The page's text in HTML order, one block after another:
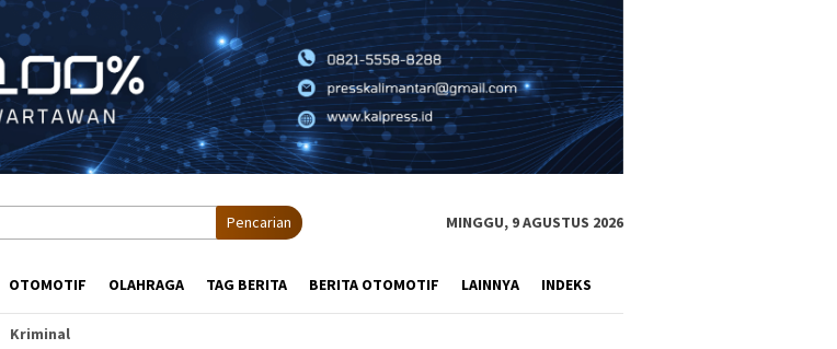
Pencarian MINGGU, 9 AGUSTUS 2026
OTOMOTIF OLAHRAGA TAG BERITA BERITA OTOMOTIF LAINNYA INDEKS
Kriminal